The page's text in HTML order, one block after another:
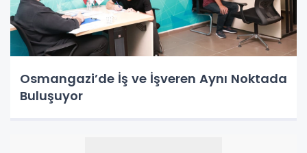
Osmangazi’de İş ve İşveren Aynı Noktada
Buluşuyor